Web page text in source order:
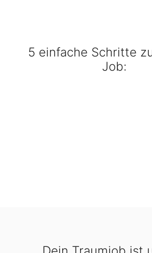
5 einfache Schritte
Job: